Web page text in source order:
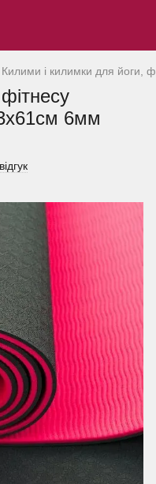
Килими і килимки для йоги,
6мм